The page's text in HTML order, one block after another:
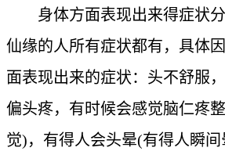
身体方面表现出来得症状
仙缘的人所有症状都有，具体
面表现出来的症状：头不舒服
偏头疼，有时候会感觉脑仁疼
觉)，有得人会头晕(有得人瞬